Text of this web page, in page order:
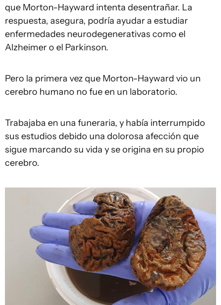
que Morton-Hayward intenta desentrañar. La
respuesta, asegura, podría ayudar a estudiar
enfermedades neurodegenerativas como el
Alzheimer o el Parkinson.
Pero la primera vez que Morton-Hayward vio un
cerebro humano no fue en un laboratorio.
Trabajaba en una funeraria, y había interrumpido
sus estudios debido una dolorosa afección que
sigue marcando su vida y se origina en su propio
cerebro.